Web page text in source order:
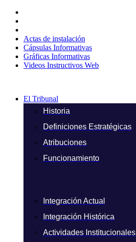
contenido
Actas de instalación
Cápsulas Informativas
Gráficas Informativas
Videos Instructivos Web
El Tribunal
Historia
Definiciones Estratégicas
Atribuciones
Funcionamiento
Integración Actual
Integración Histórica
Actividades Institucionales